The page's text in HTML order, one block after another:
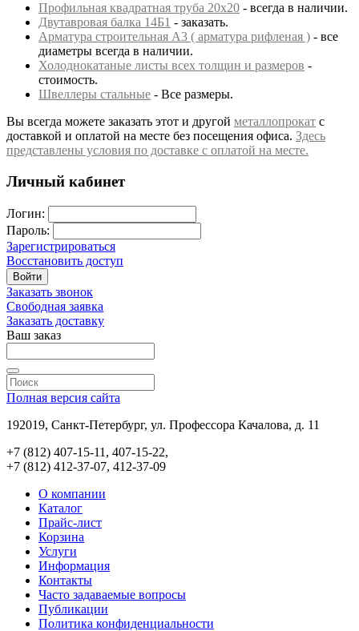
Профильная квадратная труба 20х20 - всегда в наличии.
Двутавровая балка 14Б1 - заказать.
Арматура строительная А3 ( арматура рифленая ) - все
диаметры всегда в наличии.
Холоднокатаные листы всех толщин и размеров -
стоимость.
Швеллеры стальные - Все размеры.
Вы всегда можете заказать этот и другой металлопрокат с
доставкой и оплатой на месте без посещения офиса. Здесь
представлены условия по доставке с оплатой на месте.
Личный кабинет
Логин:
Пароль:
Зарегистрироваться
Восстановить доступ
Войти
Заказать звонок
Свободная заявка
Заказать доставку
Ваш заказ
Полная версия сайта
192019, Санкт-Петербург, ул. Профессора Качалова, д. 11
+7 (812) 407-15-11, 407-15-22,
+7 (812) 412-37-07, 412-37-09
О компании
Каталог
Прайс-лист
Корзина
Услуги
Информация
Контакты
Часто задаваемые вопросы
Публикации
Политика конфиденциальности